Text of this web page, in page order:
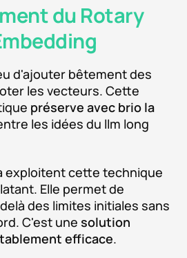
du Rotary
d'ajouter bêtement des
les vecteurs. Cette
préserve avec brio la
les idées du llm long
exploitent cette technique
Elle permet de
des limites initiales sans
C'est une solution
efficace.